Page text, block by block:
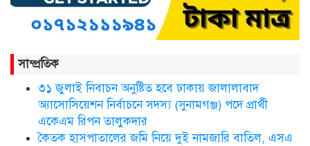
নতুন জেলা প্রশাসকের যোগদান,
ছাতকে এক শিক্ষিকা ভারতে টাটা
হাসপাতালে ভতি
সাম্প্রতিক
৩১ জুলাই নিবাচন অনু‌ষ্টিত হ‌বে ঢাকায় জালালাবাদ
অ্যাসোসিয়েশন নির্বাচনে সদস্য (সুনামগঞ্জ) পদে প্রার্থী
একেএম রিপন তালুকদার
কৈতক হাসপাতালের জমি নিয়ে দুই নামজারি বাতিল, এসএ